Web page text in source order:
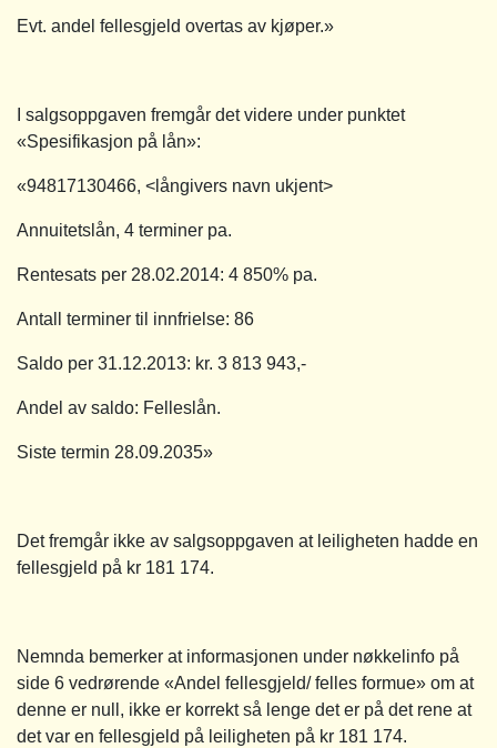
Evt. andel fellesgjeld overtas av kjøper.»
I salgsoppgaven fremgår det videre under punktet
«Spesifikasjon på lån»:
«94817130466, <långivers navn ukjent>
Annuitetslån, 4 terminer pa.
Rentesats per 28.02.2014: 4 850% pa.
Antall terminer til innfrielse: 86
Saldo per 31.12.2013: kr. 3 813 943,-
Andel av saldo: Felleslån.
Siste termin 28.09.2035»
Det fremgår ikke av salgsoppgaven at leiligheten hadde en
fellesgjeld på kr 181 174.
Nemnda bemerker at informasjonen under nøkkelinfo på
side 6 vedrørende «Andel fellesgjeld/ felles formue» om at
denne er null, ikke er korrekt så lenge det er på det rene at
det var en fellesgjeld på leiligheten på kr 181 174.